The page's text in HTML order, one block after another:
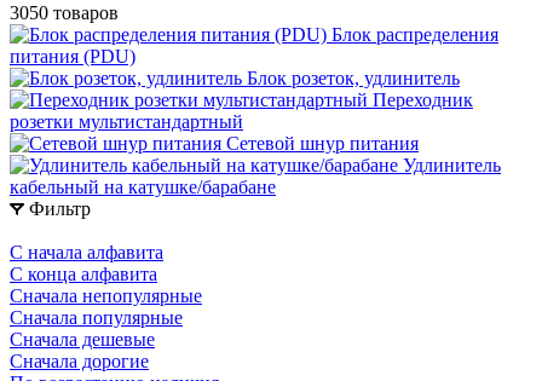
3050 товаров
Блок распределения
питания (PDU)
Блок розеток, удлинитель
Переходник
розетки мультистандартный
Сетевой шнур питания
Удлинитель
кабельный на катушке/барабане
Фильтр
С начала алфавита
С конца алфавита
Сначала непопулярные
Сначала популярные
Сначала дешевые
Сначала дорогие